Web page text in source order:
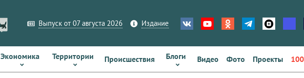
Выпуск от 07 августа 2026 Издание
Экономика Территории Происшествия Блоги Видео Фото Проекты